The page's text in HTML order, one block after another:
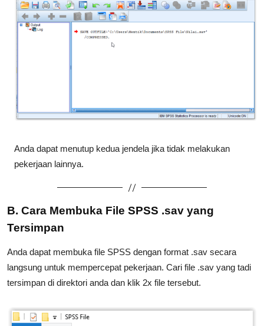
Anda dapat menutup kedua jendela jika tidak melakukan
pekerjaan lainnya.
B. Cara Membuka File SPSS .sav yang
Tersimpan
Anda dapat membuka file SPSS dengan format .sav secara
langsung untuk mempercepat pekerjaan. Cari file .sav yang tadi
tersimpan di direktori anda dan klik 2x file tersebut.